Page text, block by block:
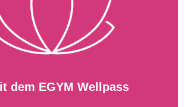
dem EGYM Wellpass